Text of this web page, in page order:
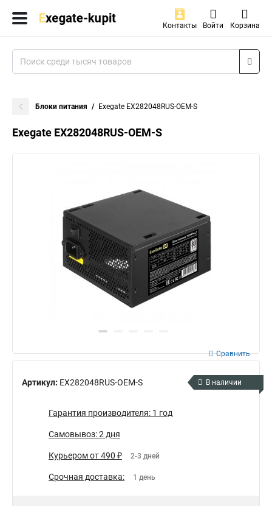
Контакты Войти Корзина
Блоки питания Exegate EX282048RUS-OEM-S
Exegate EX282048RUS-OEM-S
Артикул: EX282048RUS-OEM-S
Сравнить
В наличии
Гарантия производителя: 1 год
Самовывоз: 2 дня
Курьером от 490 ₽ 2-3 дней
Срочная доставка: 1 день